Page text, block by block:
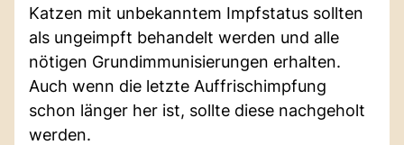
Katzen mit unbekanntem Impfstatus sollten
als ungeimpft behandelt werden und alle
nötigen Grundimmunisierungen erhalten.
Auch wenn die letzte Auffrischimpfung
schon länger her ist, sollte diese nachgeholt
werden.